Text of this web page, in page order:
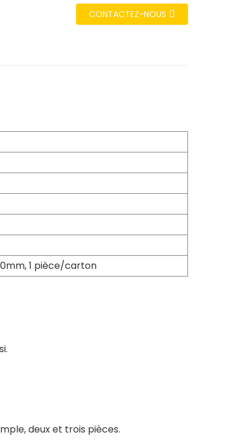
CONTACTEZ-NOUS
1 pièce/carton
deux et trois pièces.